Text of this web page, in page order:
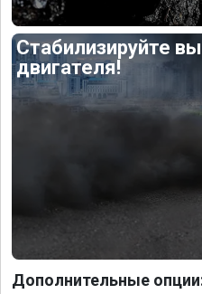
Стабилизируйте
двигателя!
Дополнительные